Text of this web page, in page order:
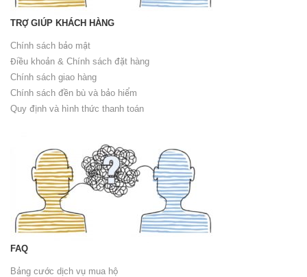
TRỢ GIÚP KHÁCH HÀNG
Chính sách bảo mật
Điều khoản & Chính sách đặt hàng
Chính sách giao hàng
Chính sách đền bù và bảo hiểm
Quy định và hình thức thanh toán
FAQ
Bảng cước dịch vụ mua hộ